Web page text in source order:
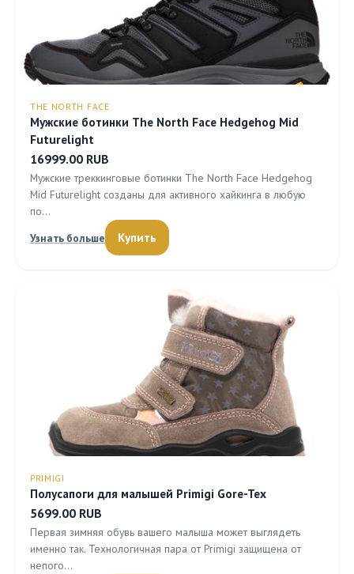
THE NORTH FACE
Мужские ботинки The North Face Hedgehog Mid
Futurelight
16999.00 RUB
Мужские треккинговые ботинки The North Face Hedgehog
Mid Futurelight созданы для активного хайкинга в любую
по…
Узнать больше
Купить
PRIMIGI
Полусапоги для малышей Primigi Gore-Tex
5699.00 RUB
Первая зимняя обувь вашего малыша может выглядеть
именно так. Технологичная пара от Primigi защищена от
непого…